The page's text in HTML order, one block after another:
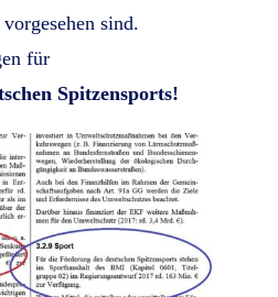
vorgesehen sind.
für
Spitzensports!